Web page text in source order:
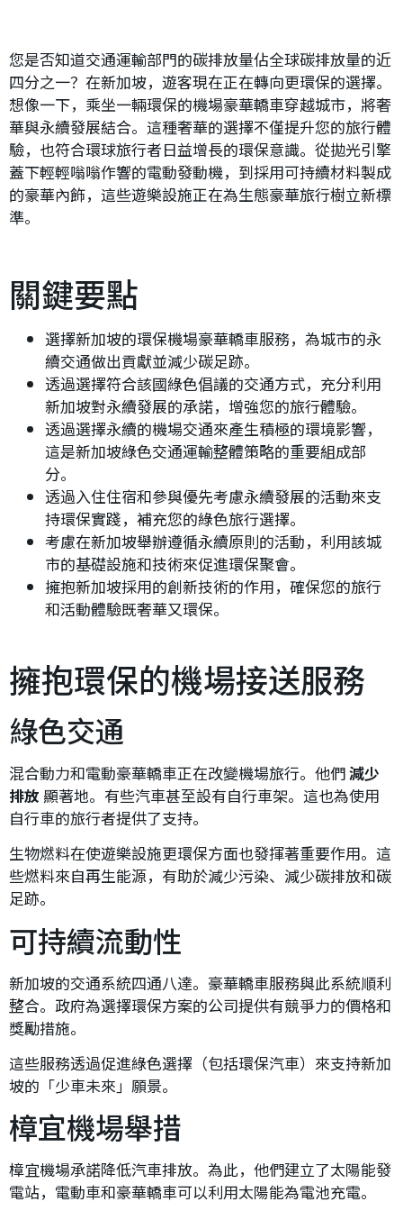
您是否知道交通運輸部門的碳排放量佔全球碳排放量的近
四分之一？在新加坡，遊客現在正在轉向更環保的選擇。
想像一下，乘坐一輛環保的機場豪華轎車穿越城市，將奢
華與永續發展結合。這種奢華的選擇不僅提升您的旅行體
驗，也符合環球旅行者日益增長的環保意識。從拋光引擎
蓋下輕輕嗡嗡作響的電動發動機，到採用可持續材料製成
的豪華內飾，這些遊樂設施正在為生態豪華旅行樹立新標
準。
關鍵要點
選擇新加坡的環保機場豪華轎車服務，為城市的永
續交通做出貢獻並減少碳足跡。
透過選擇符合該國綠色倡議的交通方式，充分利用
新加坡對永續發展的承諾，增強您的旅行體驗。
透過選擇永續的機場交通來產生積極的環境影響，
這是新加坡綠色交通運輸整體策略的重要組成部
分。
透過入住住宿和參與優先考慮永續發展的活動來支
持環保實踐，補充您的綠色旅行選擇。
考慮在新加坡舉辦遵循永續原則的活動，利用該城
市的基礎設施和技術來促進環保聚會。
擁抱新加坡採用的創新技術的作用，確保您的旅行
和活動體驗既奢華又環保。
擁抱環保的機場接送服務
綠色交通
混合動力和電動豪華轎車正在改變機場旅行。他們減少
排放 顯著地。有些汽車甚至設有自行車架。這也為使用
自行車的旅行者提供了支持。
生物燃料在使遊樂設施更環保方面也發揮著重要作用。這
些燃料來自再生能源，有助於減少污染、減少碳排放和碳
足跡。
可持續流動性
新加坡的交通系統四通八達。豪華轎車服務與此系統順利
整合。政府為選擇環保方案的公司提供有競爭力的價格和
獎勵措施。
這些服務透過促進綠色選擇（包括環保汽車）來支持新加
坡的「少車未來」願景。
樟宜機場舉措
樟宜機場承諾降低汽車排放。為此，他們建立了太陽能發
電站，電動車和豪華轎車可以利用太陽能為電池充電。